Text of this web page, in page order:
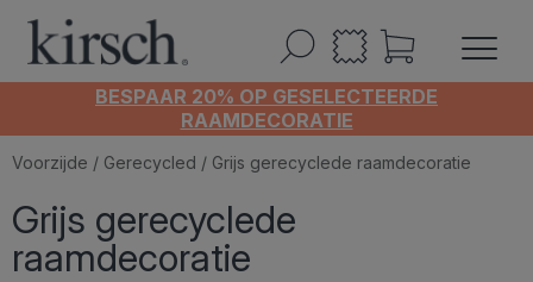
BESPAAR 20% OP GESELECTEERDE
RAAMDECORATIE
Voorzijde / Gerecycled / Grijs gerecyclede raamdecoratie
Grijs gerecyclede
raamdecoratie